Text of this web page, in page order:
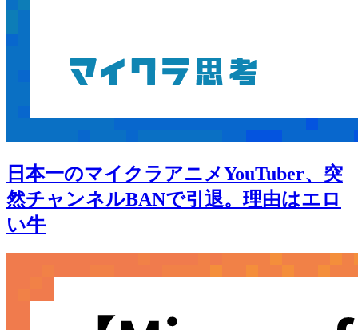
日本一のマイクラアニメYouTuber、突
然チャンネルBANで引退。理由はエロ
い牛